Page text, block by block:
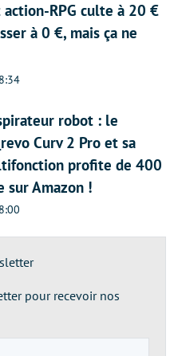
action-RPG culte à 20 €
à 0 €, mais ça ne
robot : le
Curv 2 Pro et sa
profite de 400
sur Amazon !
pour recevoir nos